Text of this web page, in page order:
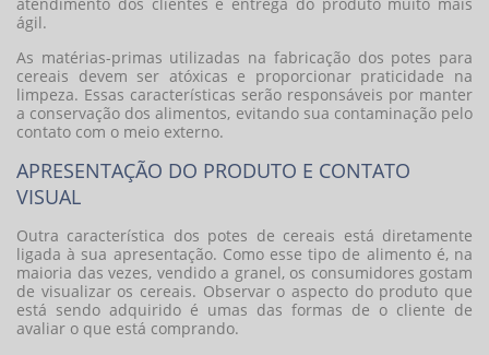
atendimento dos clientes e entrega do produto muito mais
ágil.
As matérias-primas utilizadas na fabricação dos potes para
cereais devem ser atóxicas e proporcionar praticidade na
limpeza. Essas características serão responsáveis por manter
a conservação dos alimentos, evitando sua contaminação pelo
contato com o meio externo.
APRESENTAÇÃO DO PRODUTO E CONTATO
VISUAL
Outra característica dos potes de cereais está diretamente
ligada à sua apresentação. Como esse tipo de alimento é, na
maioria das vezes, vendido a granel, os consumidores gostam
de visualizar os cereais. Observar o aspecto do produto que
está sendo adquirido é umas das formas de o cliente de
avaliar o que está comprando.